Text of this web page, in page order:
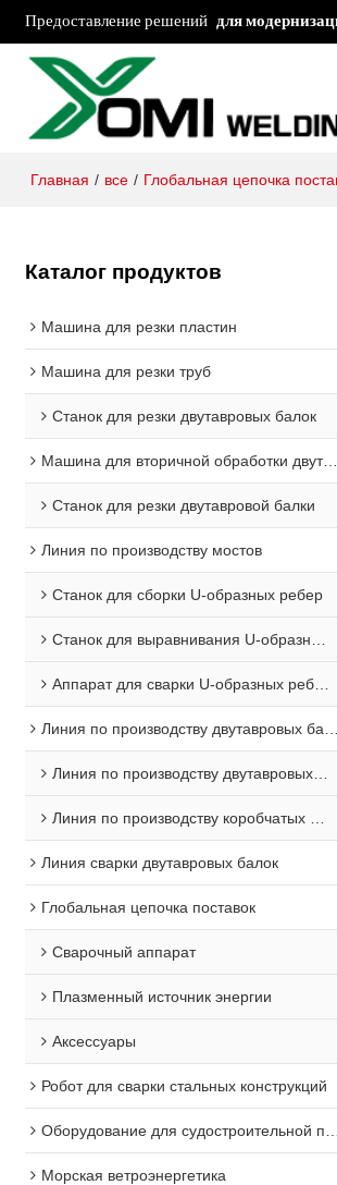
Предоставление решений для
Главная / все / Глобальная цепочка
Каталог продуктов
Машина для резки пластин
Машина для резки труб
Станок для резки двутавровых балок
Машина для вторичной обработки двутавровых балок
Станок для резки двутавровой балки
Линия по производству мостов
Станок для сборки U-образных ребер
Станок для выравнивания U-образных ребер
Аппарат для сварки U-образных ребер
Линия по производству двутавровых балок
Линия по производству двутавровых балок
Линия по производству коробчатых балок
Линия сварки двутавровых балок
Глобальная цепочка поставок
Сварочный аппарат
Плазменный источник энергии
Аксессуары
Робот для сварки стальных конструкций
Оборудование для судостроительной промышленности
Морская ветроэнергетика